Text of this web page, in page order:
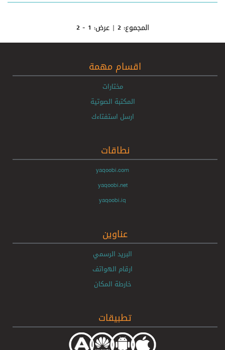
المجموع:2 | عرض: 1 - 2
اقسام مهمة
مختارات
المكتبة الصوتية
ارسل استفتاءك
نطاقات
yaqoobi.com
yaqoobi.net
yaqoobi.iq
عناوين
البريد الرسمي
ارقام الهواتف
خارطة المكان
تطبيقات